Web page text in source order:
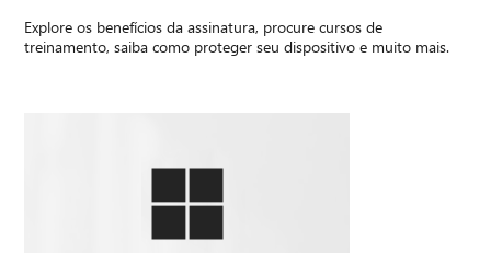
Explore os benefícios da assinatura, procure cursos de
treinamento, saiba como proteger seu dispositivo e muito mais.